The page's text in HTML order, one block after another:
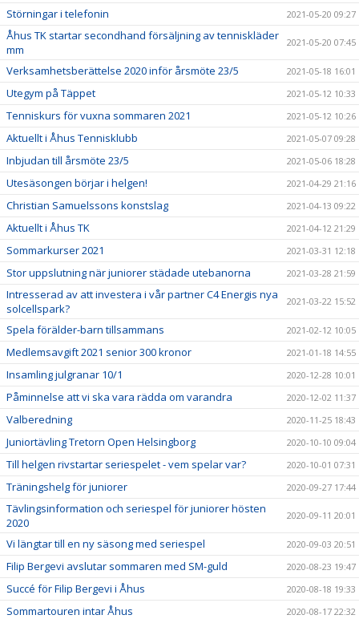
Störningar i telefonin 2021-05-20 09:27
Åhus TK startar secondhand försäljning av tenniskläder
mm
2021-05-20 07:45
Verksamhetsberättelse 2020 inför årsmöte 23/5 2021-05-18 16:01
Utegym på Täppet 2021-05-12 10:33
Tenniskurs för vuxna sommaren 2021 2021-05-12 10:26
Aktuellt i Åhus Tennisklubb 2021-05-07 09:28
Inbjudan till årsmöte 23/5 2021-05-06 18:28
Utesäsongen börjar i helgen! 2021-04-29 21:16
Christian Samuelssons konstslag 2021-04-13 09:22
Aktuellt i Åhus TK 2021-04-12 21:29
Sommarkurser 2021 2021-03-31 12:18
Stor uppslutning när juniorer städade utebanorna 2021-03-28 21:59
Intresserad av att investera i vår partner C4 Energis nya
solcellspark?
2021-03-22 15:52
Spela förälder-barn tillsammans 2021-02-12 10:05
Medlemsavgift 2021 senior 300 kronor 2021-01-18 14:55
Insamling julgranar 10/1 2020-12-28 10:01
Påminnelse att vi ska vara rädda om varandra 2020-12-02 11:37
Valberedning 2020-11-25 18:43
Juniortävling Tretorn Open Helsingborg 2020-10-10 09:04
Till helgen rivstartar seriespelet - vem spelar var? 2020-10-01 07:31
Träningshelg för juniorer 2020-09-27 17:44
Tävlingsinformation och seriespel för juniorer hösten
2020
2020-09-11 20:01
Vi längtar till en ny säsong med seriespel 2020-09-03 20:51
Filip Bergevi avslutar sommaren med SM-guld 2020-08-23 19:47
Succé för Filip Bergevi i Åhus 2020-08-18 19:33
Sommartouren intar Åhus 2020-08-17 22:32